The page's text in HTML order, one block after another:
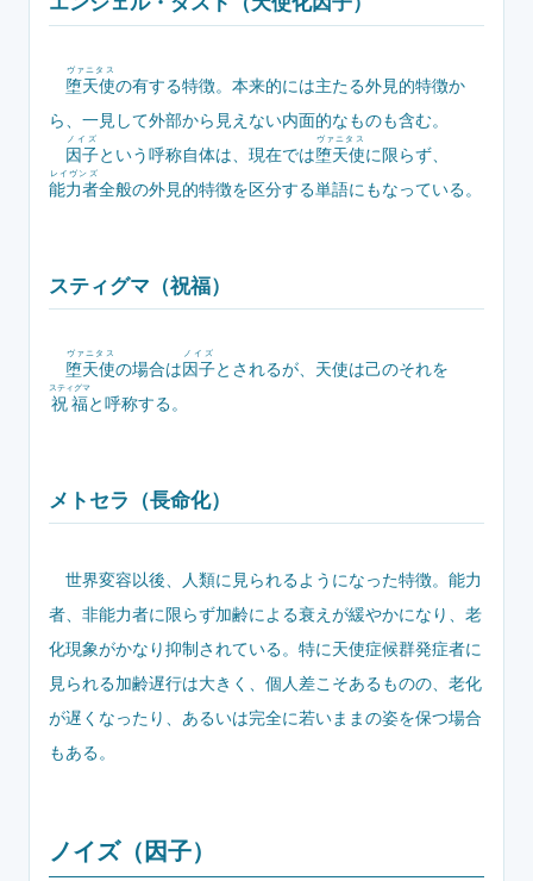
堕天使
ヴァニタス
の有する特徴。本来的には主たる外見的特徴か
ら、一見して外部から見えない内面的なものも含む。
因子
ノイズ
という呼称自体は、現在では堕天使
ヴァニタス
に限らず、
能力者
レイヴンズ
全般の外見的特徴を区分する単語にもなっている。
スティグマ（祝福）
堕天使
ヴァニタス
の場合は因子
ノイズ
とされるが、天使は己のそれを
祝福
スティグマ
と呼称する。
メトセラ（長命化）
世界変容以後、人類に見られるようになった特徴。能力
者、非能力者に限らず加齢による衰えが緩やかになり、老
化現象がかなり抑制されている。特に天使症候群発症者に
見られる加齢遅行は大きく、個人差こそあるものの、老化
が遅くなったり、あるいは完全に若いままの姿を保つ場合
もある。
ノイズ（因子）